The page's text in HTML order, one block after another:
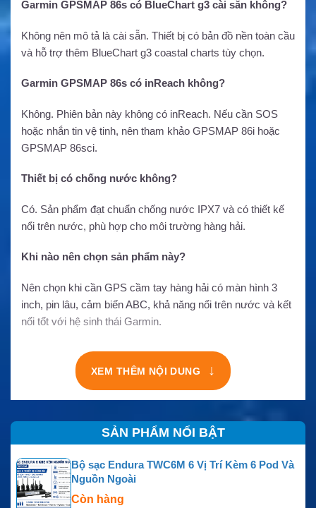
Garmin GPSMAP 86s có BlueChart g3 cài sẵn không?
Không nên mô tả là cài sẵn. Thiết bị có bản đồ nền toàn cầu
và hỗ trợ thêm BlueChart g3 coastal charts tùy chọn.
Garmin GPSMAP 86s có inReach không?
Không. Phiên bản này không có inReach. Nếu cần SOS
hoặc nhắn tin vệ tinh, nên tham khảo GPSMAP 86i hoặc
GPSMAP 86sci.
Thiết bị có chống nước không?
Có. Sản phẩm đạt chuẩn chống nước IPX7 và có thiết kế
nổi trên nước, phù hợp cho môi trường hàng hải.
Khi nào nên chọn sản phẩm này?
Nên chọn khi cần GPS cầm tay hàng hải có màn hình 3
inch, pin lâu, cảm biến ABC, khả năng nổi trên nước và kết
nối tốt với hệ sinh thái Garmin.
XEM THÊM NỘI DUNG ↓
SẢN PHẨM NỔI BẬT
Bộ sạc Endura TWC6M 6 Vị Trí Kèm 6 Pod Và
Nguồn Ngoài
Còn hàng